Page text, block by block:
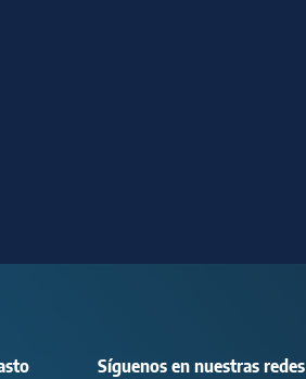
Síguenos en nuestras redes